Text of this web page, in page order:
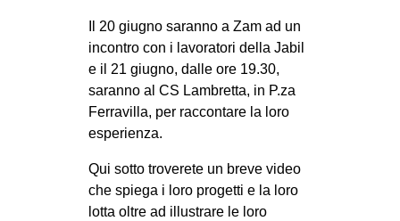
STUDENTI
CULTURE
ARTE
MANIFESTI
MUSICA
Il 20 giugno saranno a Zam ad un
incontro con i lavoratori della Jabil
e il 21 giugno, dalle ore 19.30,
saranno al CS Lambretta, in P.za
Ferravilla, per raccontare la loro
esperienza.
Qui sotto troverete un breve video
che spiega i loro progetti e la loro
lotta oltre ad illustrare le loro